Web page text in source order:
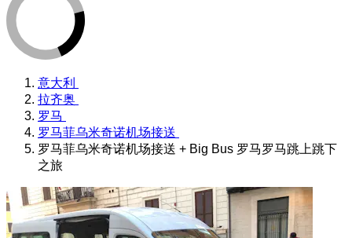
意大利
拉齐奥
罗马
罗马菲乌米奇诺机场接送
罗马菲乌米奇诺机场接送 + Big Bus 罗马罗马跳上跳下
之旅